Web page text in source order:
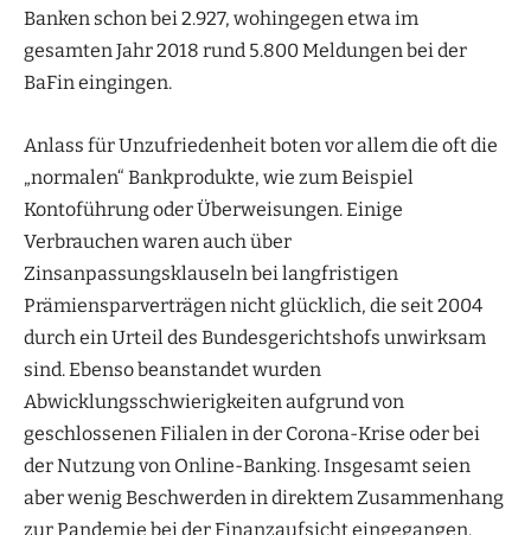
Banken schon bei 2.927, wohingegen etwa im
gesamten Jahr 2018 rund 5.800 Meldungen bei der
BaFin eingingen.
Anlass für Unzufriedenheit boten vor allem die oft die
„normalen“ Bankprodukte, wie zum Beispiel
Kontoführung oder Überweisungen. Einige
Verbrauchen waren auch über
Zinsanpassungsklauseln bei langfristigen
Prämiensparverträgen nicht glücklich, die seit 2004
durch ein Urteil des Bundesgerichtshofs unwirksam
sind. Ebenso beanstandet wurden
Abwicklungsschwierigkeiten aufgrund von
geschlossenen Filialen in der Corona-Krise oder bei
der Nutzung von Online-Banking. Insgesamt seien
aber wenig Beschwerden in direktem Zusammenhang
zur Pandemie bei der Finanzaufsicht eingegangen.